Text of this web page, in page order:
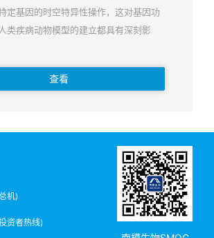
定基因的时空特异性操作，这对基因功
类疾病动物模型的建立都具有深刻影
查看
机)
资者热线)